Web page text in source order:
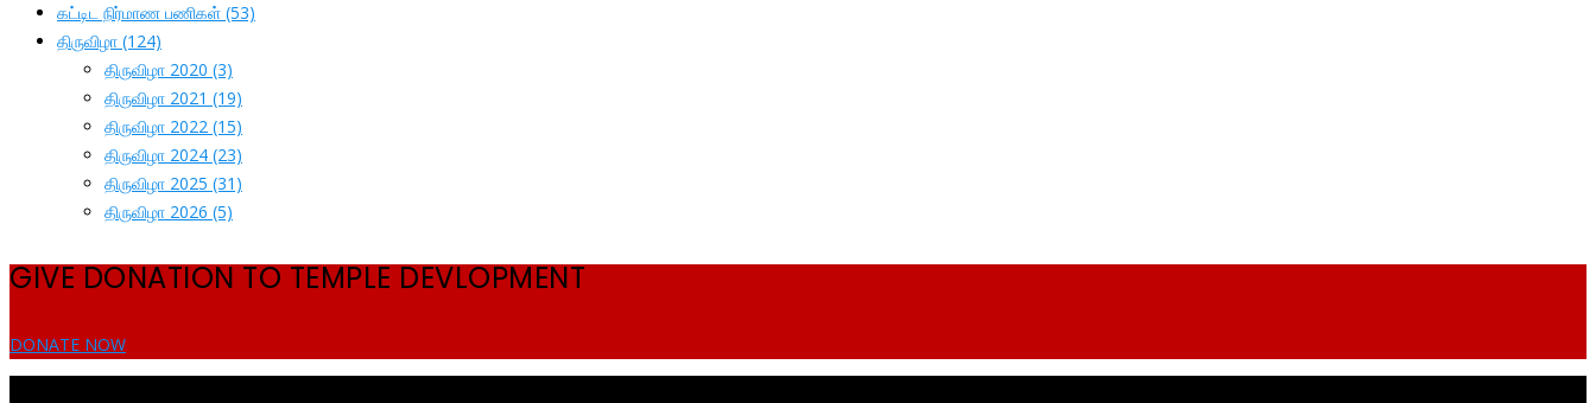
கட்டிட நிர்மாண பணிகள் (53)
திருவிழா (124)
திருவிழா 2020 (3)
திருவிழா 2021 (19)
திருவிழா 2022 (15)
திருவிழா 2024 (23)
திருவிழா 2025 (31)
திருவிழா 2026 (5)
GIVE DONATION TO TEMPLE DEVLOPMENT
DONATE NOW